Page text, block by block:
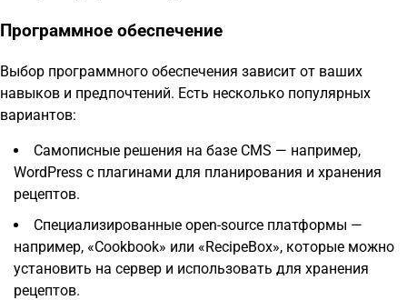
Программное обеспечение
Выбор программного обеспечения зависит от ваших
навыков и предпочтений. Есть несколько популярных
вариантов:
Самописные решения на базе CMS — например,
WordPress с плагинами для планирования и хранения
рецептов.
Специализированные open-source платформы —
например, «Cookbook» или «RecipeBox», которые можно
установить на сервер и использовать для хранения
рецептов.